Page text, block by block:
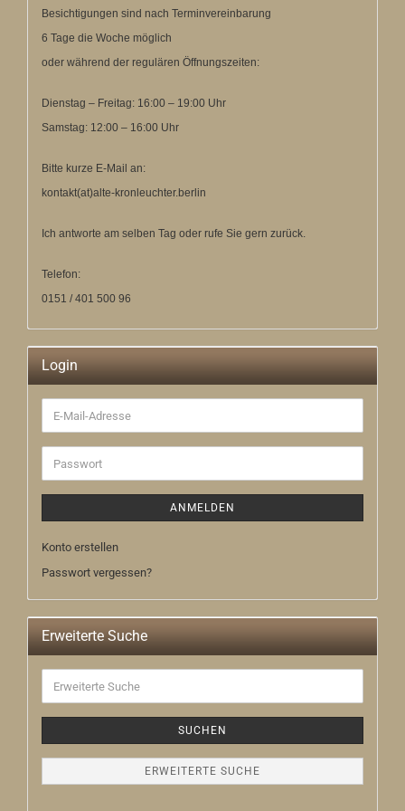
Besichtigungen sind nach Terminvereinbarung
6 Tage die Woche möglich
oder während der regulären Öffnungszeiten:
Dienstag – Freitag: 16:00 – 19:00 Uhr
Samstag: 12:00 – 16:00 Uhr
Bitte kurze E-Mail an:
kontakt(at)alte-kronleuchter.berlin
Ich antworte am selben Tag oder rufe Sie gern zurück.
Telefon:
0151 / 401 500 96
Login
E-
Mail-
Adresse
Passwort
ANMELDEN
Konto erstellen
Passwort vergessen?
Erweiterte Suche
Suche
SUCHEN
ERWEITERTE SUCHE